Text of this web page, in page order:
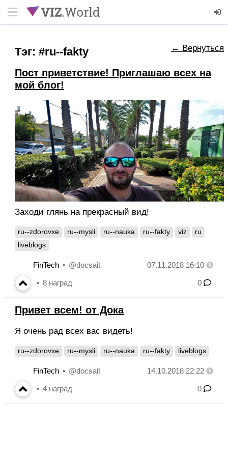
← Вернуться
Тэг: #ru--fakty
Пост приветствие! Приглашаю всех на
мой блог!
Заходи глянь на прекрасный вид!
ru--zdorovxe ru--mysli ru--nauka ru--fakty viz
ru
liveblogs
FinTech @docsait 07.11.2018 16:10
8 наград 0
Привет всем! от Дока
Я очень рад всех вас видеть!
ru--zdorovxe ru--mysli ru--nauka ru--fakty liveblogs
FinTech @docsait 14.10.2018 22:22
4 наград 0